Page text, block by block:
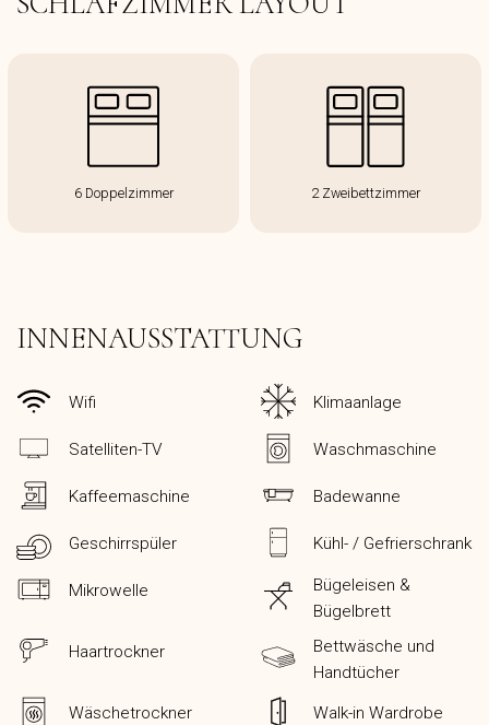
6 Doppelzimmer 2 Zweibettzimmer
INNENAUSSTATTUNG
Wifi Klimaanlage
Satelliten-TV Waschmaschine
Kaffeemaschine Badewanne
Geschirrspüler Kühl- / Gefrierschrank
Mikrowelle
Bügeleisen &
Bügelbrett
Haartrockner
Bettwäsche und
Handtücher
Wäschetrockner Walk-in Wardrobe